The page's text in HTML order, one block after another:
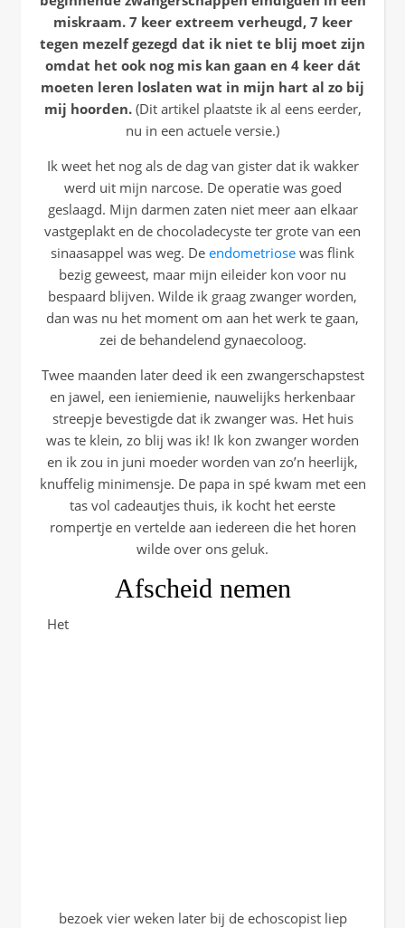
miskraam. 7 keer extreem verheugd, 7 keer
tegen mezelf gezegd dat ik niet te blij moet zijn
omdat het ook nog mis kan gaan en 4 keer dát
moeten leren loslaten wat in mijn hart al zo bij
mij hoorden. (Dit artikel plaatste ik al eens eerder,
nu in een actuele versie.)
Ik weet het nog als de dag van gister dat ik wakker
werd uit mijn narcose. De operatie was goed
geslaagd. Mijn darmen zaten niet meer aan elkaar
vastgeplakt en de chocoladecyste ter grote van een
sinaasappel was weg. De endometriose was flink
bezig geweest, maar mijn eileider kon voor nu
bespaard blijven. Wilde ik graag zwanger worden,
dan was nu het moment om aan het werk te gaan,
zei de behandelend gynaecoloog.
Twee maanden later deed ik een zwangerschapstest
en jawel, een ieniemienie, nauwelijks herkenbaar
streepje bevestigde dat ik zwanger was. Het huis
was te klein, zo blij was ik! Ik kon zwanger worden
en ik zou in juni moeder worden van zo’n heerlijk,
knuffelig minimensje. De papa in spé kwam met een
tas vol cadeautjes thuis, ik kocht het eerste
rompertje en vertelde aan iedereen die het horen
wilde over ons geluk.
Afscheid nemen
Het
bezoek vier weken later bij de echoscopist liep